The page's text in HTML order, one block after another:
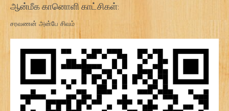
ஆன்மீக கானொளி காட்சிகள்:
சரவணன் அன்பே சிவம்